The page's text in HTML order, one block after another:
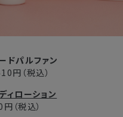
ドパルファン
（税込）
ィローション
税込）